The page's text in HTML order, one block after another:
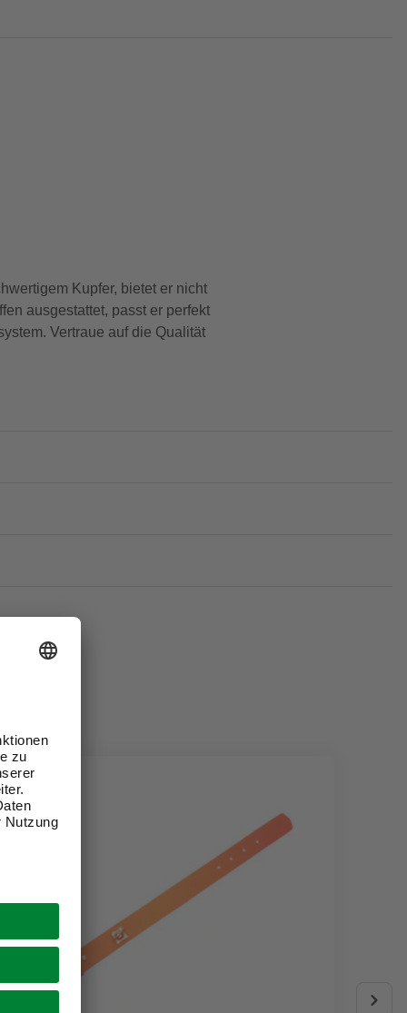
Kupfer, bietet er nicht
ausgestattet, passt er perfekt
Vertraue auf die Qualität